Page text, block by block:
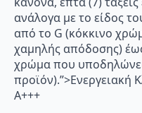
ανάλογα με το είδος
από το G (κόκκινο
χαμηλής απόδοσης)
χρώμα που
προϊόν).”>Ενεργειακή
A+++